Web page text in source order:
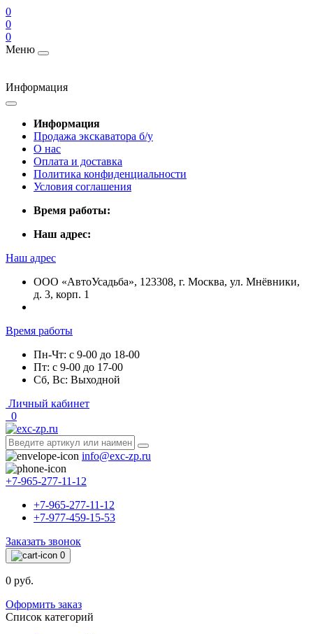
0
0
0
Меню
Информация
Информация
Продажа экскаватора б/у
О нас
Оплата и доставка
Политика конфиденциальности
Условия соглашения
Время работы:
Наш адрес:
Наш адрес
ООО «АвтоУсадьба», 123308, г. Москва, ул. Мнёвники,
д. 3, корп. 1
Время работы
Пн-Чт: с 9-00 до 18-00
Пт: с 9-00 до 17-00
Сб, Вс: Выходной
Личный кабинет
0
info@exc-zp.ru
+7-965-277-11-12
+7-965-277-11-12
+7-977-459-15-53
Заказать звонок
0
0 руб.
Оформить заказ
Список категорий